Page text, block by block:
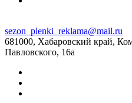
sezon_plenki_reklama@mail.ru
681000, Хабаровский край,
Павловского, 16а